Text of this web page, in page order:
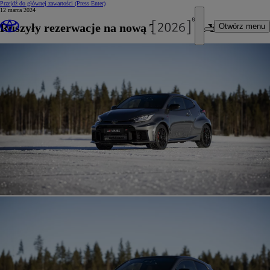
Przejdź do głównej zawartości (Press Enter)
Otwórz menu
12 marca 2024
Ruszyły rezerwacje na nową Toyotę GR Yaris